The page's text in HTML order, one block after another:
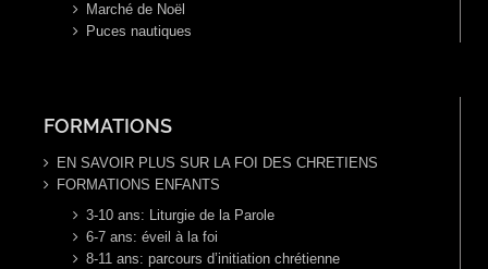
Marché de Noël
Puces nautiques
FORMATIONS
EN SAVOIR PLUS SUR LA FOI DES CHRETIENS
FORMATIONS ENFANTS
3-10 ans: Liturgie de la Parole
6-7 ans: éveil à la foi
8-11 ans: parcours d’initiation chrétienne